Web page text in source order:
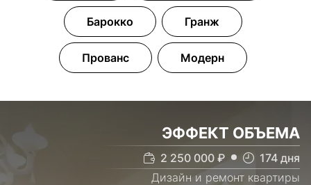
Барокко Гранж
Прованс Модерн
ЭФФЕКТ ОБЪЕМА
2 250 000 ₽ 174 дня
Дизайн и ремонт квартиры